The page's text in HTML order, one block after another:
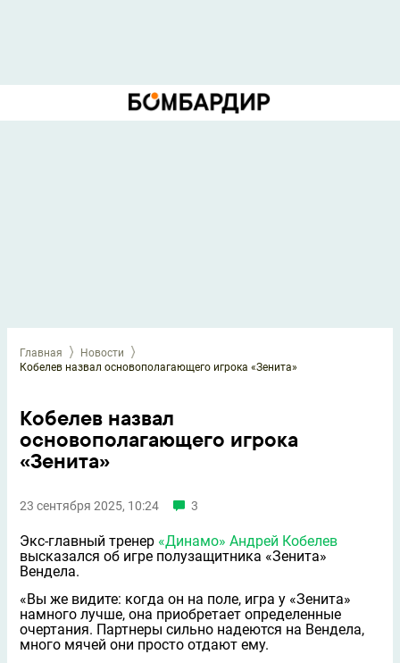
Главная
Новости
Кобелев назвал основополагающего игрока «Зенита»
Кобелев назвал
основополагающего игрока
«Зенита»
23 сентября 2025, 10:24 3
Экс-главный тренер «Динамо» Андрей Кобелев
высказался об игре полузащитника «Зенита»
Вендела.
«Вы же видите: когда он на поле, игра у «Зенита»
намного лучше, она приобретает определeнные
очертания. Партнeры сильно надеются на Вендела,
много мячей они просто отдают ему.